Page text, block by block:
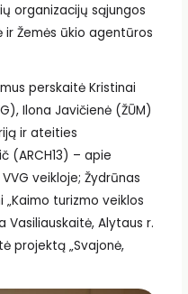
organizacijų sąjungos
ir Žemės ūkio agentūros
perskaitė Kristinai
Ilona Javičienė (ŽŪM)
ir ateities
(ARCH13) – apie
veikloje; Žydrūnas
turizmo veiklos
Vasiliauskaitė, Alytaus r.
projektą „Svajonė,